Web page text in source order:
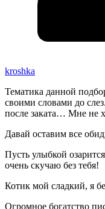
kroshka
Тематика данной
своими словами до
после заката… Мне не
Давай оставим все
Пусть улыбкой
очень скучаю без тебя!
Котик мой сладкий, я
Огромное богатство